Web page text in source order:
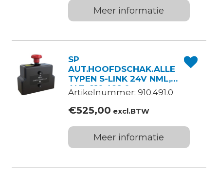
Meer informatie
SP
AUT.HOOFDSCHAK.ALLE
TYPEN S-LINK 24V NML,
ALT: 910.492.0
Artikelnummer: 910.491.0
€525,00 excl.BTW
Meer informatie